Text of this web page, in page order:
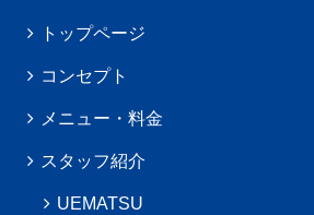
トップページ
コンセプト
メニュー・料金
スタッフ紹介
UEMATSU